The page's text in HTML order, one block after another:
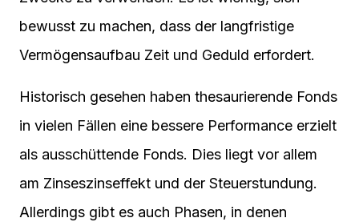
bewusst zu machen, dass der langfristige
Vermögensaufbau Zeit und Geduld erfordert.
Historisch gesehen haben thesaurierende Fonds
in vielen Fällen eine bessere Performance erzielt
als ausschüttende Fonds. Dies liegt vor allem
am Zinseszinseffekt und der Steuerstundung.
Allerdings gibt es auch Phasen, in denen